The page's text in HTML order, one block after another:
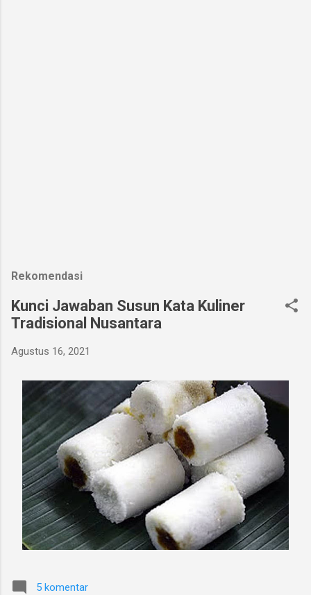
Rekomendasi
Kunci Jawaban Susun Kata Kuliner
Tradisional Nusantara
Agustus 16, 2021
5 komentar